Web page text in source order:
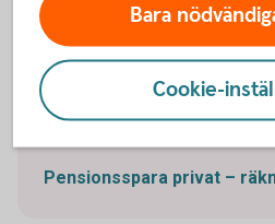
Räkna på
Räkna ut ungefär hur mycket
pensionsspara för att få din
pension.
Pensionsspara privat –
Bara
Cookie-